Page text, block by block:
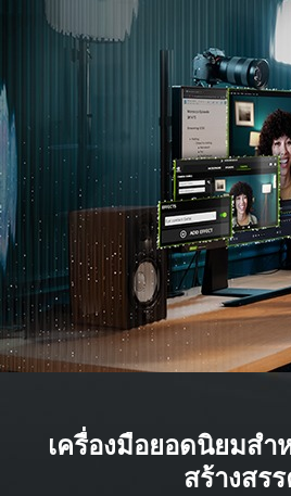
เครื่องมือยอดนิยมสำ
สร้างสร